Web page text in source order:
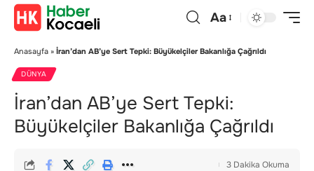
Aa
Anasayfa » İran’dan AB’ye Sert Tepki: Büyükelçiler Bakanlığa Çağrıldı
DÜNYA
İran’dan AB’ye Sert Tepki:
Büyükelçiler Bakanlığa Çağrıldı
3 Dakika Okuma